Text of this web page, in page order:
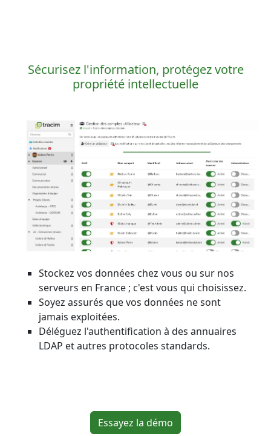
Sécurisez l'information, protégez votre
propriété intellectuelle
Stockez vos données chez vous ou sur nos
serveurs en France ; c'est vous qui choisissez.
Soyez assurés que vos données ne sont
jamais exploitées.
Déléguez l'authentification à des annuaires
LDAP et autres protocoles standards.
Essayez la démo